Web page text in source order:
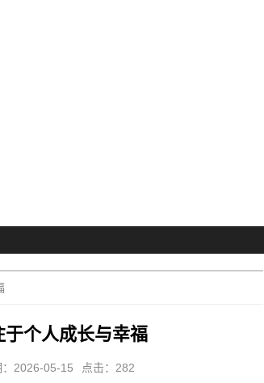
个人成长与幸福
：2026-05-15 点击：282